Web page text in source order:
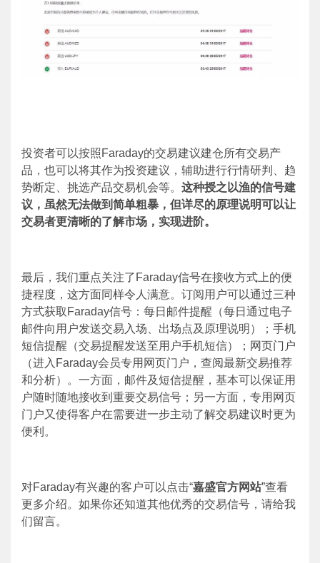
投资者可以按照 Faraday的交易建议建仓所有交易产
品，也可以将其作为投资建议，辅助进行行情研判、趋
势断定、挑选产品交易机会等。 这种授之以渔的信号建
议，虽然无法做到简单粗暴，但详尽的原理说明可以让
交易者更清晰的了解市场，实现进阶。
最后，我们重点关注了 Faraday信号在接收方式上的便
捷程度，这方面同样令人满意。订阅用户可以通过三种
方式获取 Faraday信号：每日邮件提醒（每日通过电子
邮件向用户发送交易入场、出场点及原理说明）；手机
短信提醒（交易提醒发送至用户手机短信）；网页门户
（进入 Faraday会员专用网页门户，查阅最新交易推荐
和分析）。一方面，邮件及短信提醒，基本可以保证用
户随时随地接收到重要交易信号；另一方面，专用网页
门户又使得客户在需要进一步主动了解交易建议时更为
便利。
对Faraday有兴趣的客户可以点击“嘉盛官方网站”查看
更多介绍。如果你还知道其他优秀的交易信号，请给我
们留言。